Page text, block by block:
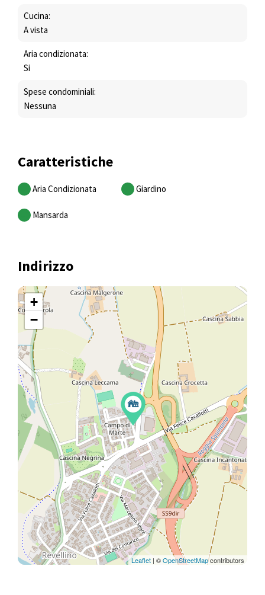
Cucina:
A vista
Aria condizionata:
Si
Spese condominiali:
Nessuna
Caratteristiche
Aria Condizionata Giardino
Mansarda
Indirizzo
+
−
Leaflet | ©OpenStreetMapcontributors